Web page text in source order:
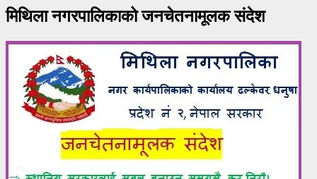
मिथिला नगरपालिकाको जनचेतनामूलक संदेश